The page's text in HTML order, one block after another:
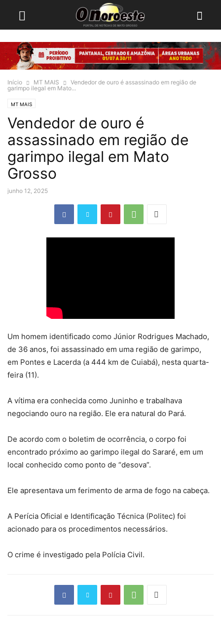
Início MT MAIS
Vendedor de ouro é assassinado em região de
garimpo ilegal em Mato...
MT MAIS
Vendedor de ouro é
assassinado em região de
garimpo ilegal em Mato
Grosso
junho 12, 2025
Um homem identificado como Júnior Rodrigues Machado,
de 36 anos, foi assassinado em uma região de garimpo,
em Pontes e Lacerda (a 444 km de Cuiabá), nesta quarta-
feira (11).
A vítima era conhecida como Juninho e trabalhava
negociando ouro na região. Ele era natural do Pará.
De acordo com o boletim de ocorrência, o corpo foi
encontrado próximo ao garimpo ilegal do Sararé, em um
local conhecido como ponto de “desova”.
Ele apresentava um ferimento de arma de fogo na cabeça.
A Perícia Oficial e Identificação Técnica (Politec) foi
acionado para os procedimentos necessários.
O crime é investigado pela Polícia Civil.